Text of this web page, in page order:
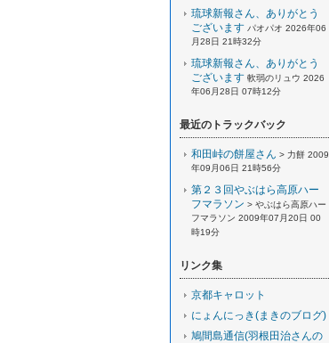
琉球新報さん、ありがとう
ございます パオパオ 2026年06
月28日 21時32分
琉球新報さん、ありがとう
ございます 軟弱のリュウ 2026
年06月28日 07時12分
最近のトラックバック
和田峠の餅屋さん > 力餅 2009
年09月06日 21時56分
第２３回やぶはら高原ハー
フマラソン > やぶはら高原ハー
フマラソン 2009年07月20日 00
時19分
リンク集
京都キャロット
にょんにっき(まきのブログ)
鳩間島通信(羽根田治さんの